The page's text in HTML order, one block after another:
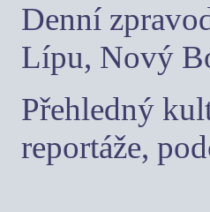
Denní
Lípu, Nový
Přehledný
reportáže,